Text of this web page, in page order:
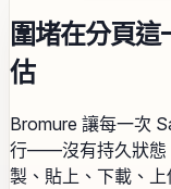
圍堵在分頁
估
Bromure 讓每一次
行——沒有持久狀態
製、貼上、下載、